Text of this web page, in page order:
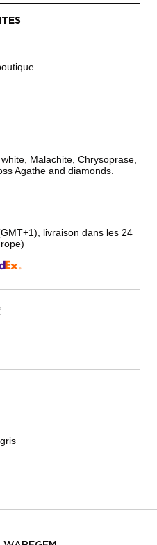
Malachite, Chrysoprase,
Agathe and diamonds.
livraison dans les 24